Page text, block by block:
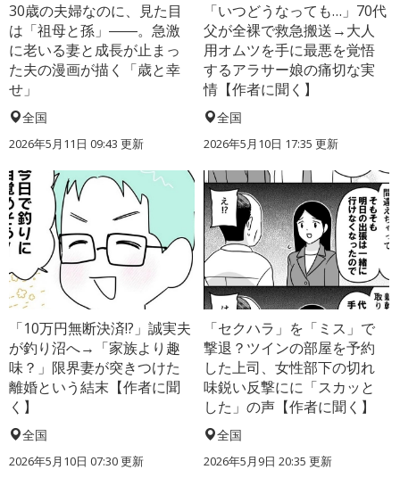
30歳の夫婦なのに、見た目
は「祖母と孫」――。急激
に老いる妻と成長が止まっ
た夫の漫画が描く「歳と幸
せ」
全国
2026年5月11日 09:43 更新
「いつどうなっても…」70代
父が全裸で救急搬送→大人
用オムツを手に最悪を覚悟
するアラサー娘の痛切な実
情【作者に聞く】
全国
2026年5月10日 17:35 更新
「10万円無断決済!?」誠実夫
が釣り沼へ→「家族より趣
味？」限界妻が突きつけた
離婚という結末【作者に聞
く】
全国
2026年5月10日 07:30 更新
「セクハラ」を「ミス」で
撃退？ツインの部屋を予約
した上司、女性部下の切れ
味鋭い反撃にに「スカッと
した」の声【作者に聞く】
全国
2026年5月9日 20:35 更新